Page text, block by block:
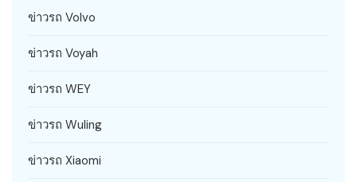
ข่าวรถ Volvo
ข่าวรถ Voyah
ข่าวรถ WEY
ข่าวรถ Wuling
ข่าวรถ Xiaomi